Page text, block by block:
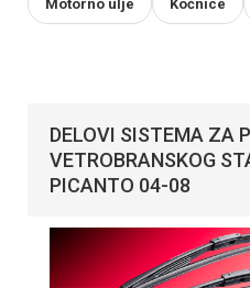
Motorno ulje Kočnice
DELOVI SISTEMA ZA
VETROBRANSKOG
PICANTO 04-08